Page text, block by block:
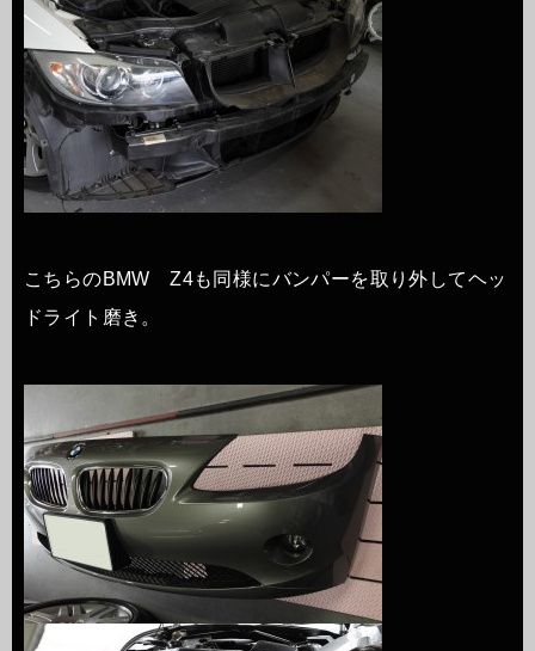
こちらのBMW Z4も同様にバンパーを取り外してヘッ
ドライト磨き。